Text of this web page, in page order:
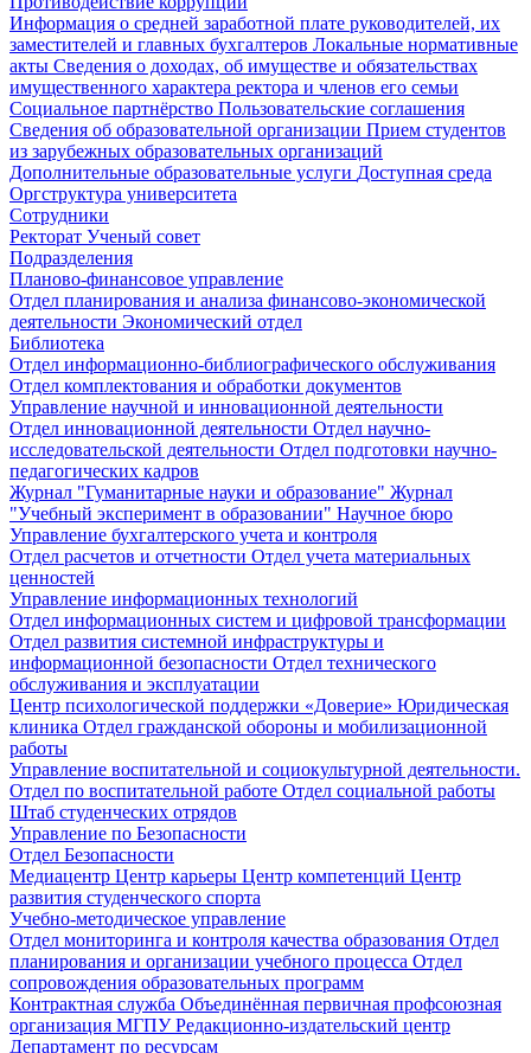
Информация о средней заработной плате руководителей, их
заместителей и главных бухгалтеров Локальные нормативные
акты Сведения о доходах, об имуществе и обязательствах
имущественного характера ректора и членов его семьи
Социальное партнёрство Пользовательские соглашения
Сведения об образовательной организации Прием студентов
из зарубежных образовательных организаций
Дополнительные образовательные услуги Доступная среда
Оргструктура университета
Сотрудники
Ректорат Ученый совет
Подразделения
Планово-финансовое управление
Отдел планирования и анализа финансово-экономической
деятельности Экономический отдел
Библиотека
Отдел информационно-библиографического обслуживания
Отдел комплектования и обработки документов
Управление научной и инновационной деятельности
Отдел инновационной деятельности Отдел научно-
исследовательской деятельности Отдел подготовки научно-
педагогических кадров
Журнал "Гуманитарные науки и образование" Журнал
"Учебный эксперимент в образовании" Научное бюро
Управление бухгалтерского учета и контроля
Отдел расчетов и отчетности Отдел учета материальных
ценностей
Управление информационных технологий
Отдел информационных систем и цифровой трансформации
Отдел развития системной инфраструктуры и
информационной безопасности Отдел технического
обслуживания и эксплуатации
Центр психологической поддержки «Доверие» Юридическая
клиника Отдел гражданской обороны и мобилизационной
работы
Управление воспитательной и социокультурной деятельности.
Отдел по воспитательной работе Отдел социальной работы
Штаб студенческих отрядов
Управление по Безопасности
Отдел Безопасности
Медиацентр Центр карьеры Центр компетенций Центр
развития студенческого спорта
Учебно-методическое управление
Отдел мониторинга и контроля качества образования Отдел
планирования и организации учебного процесса Отдел
сопровождения образовательных программ
Контрактная служба Объединённая первичная профсоюзная
организация МГПУРедакционно-издательский центр
Департамент по ресурсам